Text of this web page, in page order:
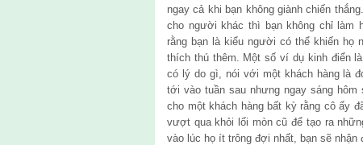
ngay cả khi bạn không giành chiến
cho người khác thì bạn không chỉ làm
rằng bạn là kiểu người có thể khiến họ
thích thú thêm. Một số ví dụ kinh điển
có lý do gì, nói với một khách hàng là
tới vào tuần sau nhưng ngay sáng
cho một khách hàng bất kỳ rằng cô ấy
vượt qua khỏi lối mòn cũ để tạo ra
vào lúc họ ít trông đợi nhất, bạn sẽ